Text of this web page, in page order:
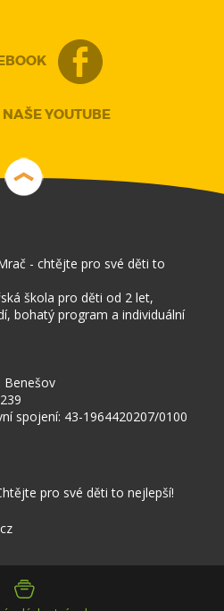
NAŠE YOUTUBE
- chtějte pro své děti to
škola pro děti od 2 let,
bohatý program a individuální
Benešov
spojení: 43-1964420207/0100
pro své děti to nejlepší!